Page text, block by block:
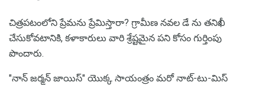
చిత్రపటంలోని ప్రేమను ప్రేమిస్తారా? గ్రామీణ నవల డే ను తనిఖీ
చేసుకోవటానికి, కళాకారులు వారి శ్రేష్టమైన పని కోసం గుర్తింపు
పొందారు.
"నాన్ జర్మన్ జాయిస్" యొక్క సాయంత్రం మరో నాట్-టు-మిస్